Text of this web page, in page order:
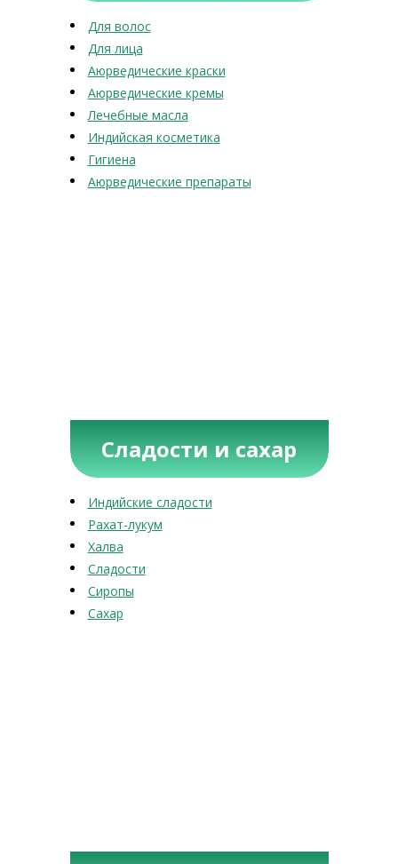
Для волос
Для лица
Аюрведические краски
Аюрведические кремы
Лечебные масла
Индийская косметика
Гигиена
Аюрведические препараты
Сладости и сахар
Индийские сладости
Рахат-лукум
Халва
Сладости
Сиропы
Сахар